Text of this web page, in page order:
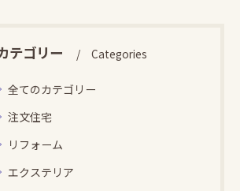
テゴリー Categories
全てのカテゴリー
注文住宅
リフォーム
エクステリア